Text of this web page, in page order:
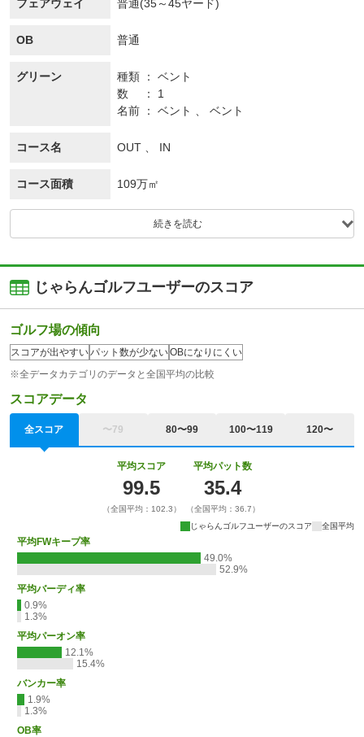
フェアウェイ 普通(35～45ヤード)
OB 普通
グリーン 種類
ベント
数
1
名前
ベント 、 ベント
コース名 OUT 、 IN
コース面積 109万㎡
続きを読む
じゃらんゴルフユーザーのスコア
ゴルフ場の傾向
スコアが出やすいパット数が少ないOBになりにくい
※全データカテゴリのデータと全国平均の比較
スコアデータ
全スコア 〜79 80〜99 100〜119 120〜
平均スコア
99.5
（全国平均：102.3）
平均パット数
35.4
（全国平均：36.7）
じゃらんゴルフユーザーのスコア
全国平均
平均FWキープ率
49.0%
52.9%
平均バーディ率
0.9%
1.3%
平均パーオン率
12.1%
15.4%
バンカー率
1.9%
1.3%
OB率